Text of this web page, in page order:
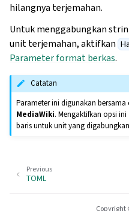
hilangnya terjemahan.
Untuk menggabungkan
unit terjemahan, aktifkan
Parameter format berkas.
Catatan
Parameter ini digunakan
MediaWiki. Mengaktifkan opsi
baris untuk unit yang
Previous
TOML
Copyright